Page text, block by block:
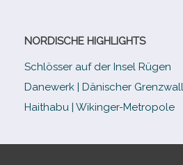
NORDISCHE HIGHLIGHTS
Schlösser auf der Insel Rügen
Danewerk | Dänischer Grenzwall
Haithabu | Wikinger-Metropole